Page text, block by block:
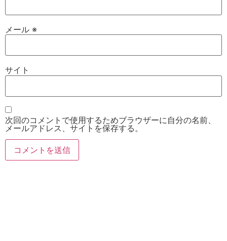
メール ※
サイト
次回のコメントで使用するためブラウザーに自分の名前、
メールアドレス、サイトを保存する。